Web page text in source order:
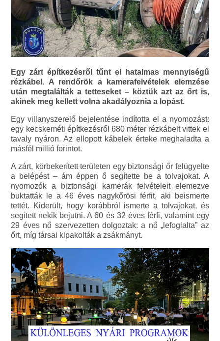
Egy zárt építkezésről tűnt el hatalmas mennyiségű
rézkábel. A rendőrök a kamerafelvételek elemzése
után megtalálták a tetteseket – köztük azt az őrt is,
akinek meg kellett volna akadályoznia a lopást.
Egy villanyszerelő bejelentése indította el a nyomozást:
egy kecskeméti építkezésről 680 méter rézkábelt vittek el
tavaly nyáron. Az ellopott kábelek érteke meghaladta a
másfél millió forintot.
A zárt, körbekerített területen egy biztonsági őr felügyelte
a belépést – ám éppen ő segítette be a tolvajokat. A
nyomozók a biztonsági kamerák felvételeit elemezve
buktatták le a 46 éves nagykőrösi férfit, aki beismerte
tettét. Kiderült, hogy korábbról ismerte a tolvajokat, és
segített nekik bejutni. A 60 és 32 éves férfi, valamint egy
29 éves nő szervezetten dolgoztak: a nő „lefoglalta” az
őrt, míg társai kipakolták a zsákmányt.